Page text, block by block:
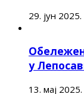
29. јун 2025.
у
13. мај 2025.